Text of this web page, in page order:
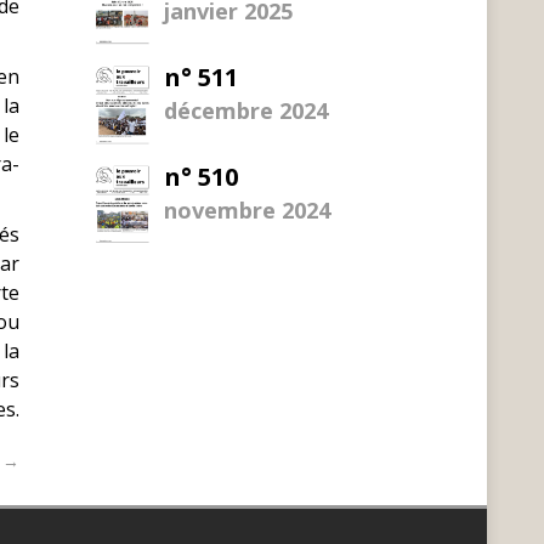
→
janvier 2025
n° 511
décembre 2024
n° 510
novembre 2024